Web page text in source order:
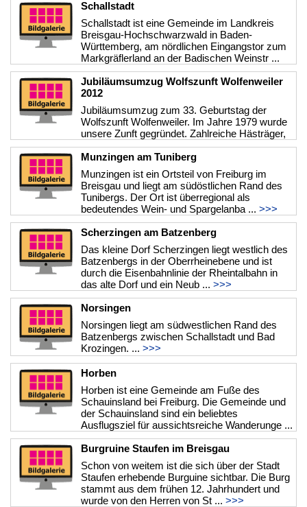
Schallstadt
Schallstadt ist eine Gemeinde im Landkreis
Breisgau-Hochschwarzwald in Baden-
Württemberg, am nördlichen Eingangstor zum
Markgräflerland an der Badischen Weinstr ...
>>>
Jubiläumsumzug Wolfszunft Wolfenweiler
2012
Jubiläumsumzug zum 33. Geburtstag der
Wolfszunft Wolfenweiler. Im Jahre 1979 wurde
unsere Zunft gegründet. Zahlreiche Hästräger,
Musik- und Narrengruppen kamen ...>>>
Munzingen am Tuniberg
Munzingen ist ein Ortsteil von Freiburg im
Breisgau und liegt am südöstlichen Rand des
Tunibergs. Der Ort ist überregional als
bedeutendes Wein- und Spargelanba ... >>>
Scherzingen am Batzenberg
Das kleine Dorf Scherzingen liegt westlich des
Batzenbergs in der Oberrheinebene und ist
durch die Eisenbahnlinie der Rheintalbahn in
das alte Dorf und ein Neub ... >>>
Norsingen
Norsingen liegt am südwestlichen Rand des
Batzenbergs zwischen Schallstadt und Bad
Krozingen. ... >>>
Horben
Horben ist eine Gemeinde am Fuße des
Schauinsland bei Freiburg. Die Gemeinde und
der Schauinsland sind ein beliebtes
Ausflugsziel für aussichtsreiche Wanderunge ...
>>>
Burgruine Staufen im Breisgau
Schon von weitem ist die sich über der Stadt
Staufen erhebende Burguine sichtbar. Die Burg
stammt aus dem frühen 12. Jahrhundert und
wurde von den Herren von St ... >>>